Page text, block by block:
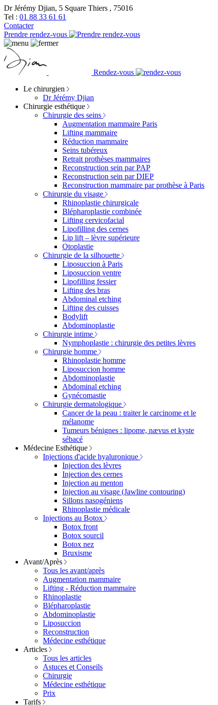
Dr Jérémy Djian, 5 Square Thiers , 75016
Tel : 01 88 33 61 61
Contacter
Prendre rendez-vous
Rendez-vous
Le chirurgien
Dr Jérémy Djian
Chirurgie esthétique
Chirurgie des seins
Augmentation mammaire Paris
Lifting mammaire
Réduction mammaire
Seins tubéreux
Retrait prothèses mammaires
Reconstruction sein par PAP
Reconstruction sein par DIEP
Reconstruction mammaire par prothèse à Paris
Chirurgie du visage
Rhinoplastie chirurgicale
Blépharoplastie combinée
Lifting cervicofacial
Lipofilling des cernes
Lip lift – lèvre supérieure
Otoplastie
Chirurgie de la silhouette
Liposuccion à Paris
Liposuccion ventre
Lipofilling fessier
Lifting des bras
Abdominal etching
Lifting des cuisses
Bodylift
Abdominoplastie
Chirurgie intime
Nymphoplastie : chirurgie des petites lèvres
Chirurgie homme
Rhinoplastie homme
Liposuccion homme
Abdominoplastie
Abdominal etching
Gynécomastie
Chirurgie dermatologique
Cancer de la peau : traiter le carcinome et le
mélanome
Tumeurs bénignes : lipome, nævus et kyste
sébacé
Médecine Esthétique
Injections d'acide hyaluronique
Injection des lèvres
Injection des cernes
Injection au menton
Injection au visage (Jawline contouring)
Sillons nasogéniens
Rhinoplastie médicale
Injections au Botox
Botox front
Botox sourcil
Botox nez
Bruxisme
Avant/Après
Tous les avant/après
Augmentation mammaire
Lifting - Réduction mammaire
Rhinoplastie
Blépharoplastie
Abdominoplastie
Liposuccion
Reconstruction
Médecine esthétique
Articles
Tous les articles
Astuces et Conseils
Chirurgie
Médecine esthétique
Prix
Tarifs